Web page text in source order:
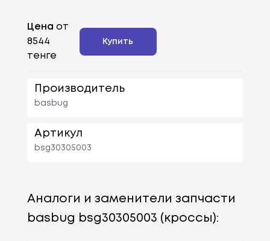
Цена от
8544
тенге
Купить
Производитель
basbug
Артикул
bsg30305003
Аналоги и заменители запчасти
basbug bsg30305003 (кроссы):